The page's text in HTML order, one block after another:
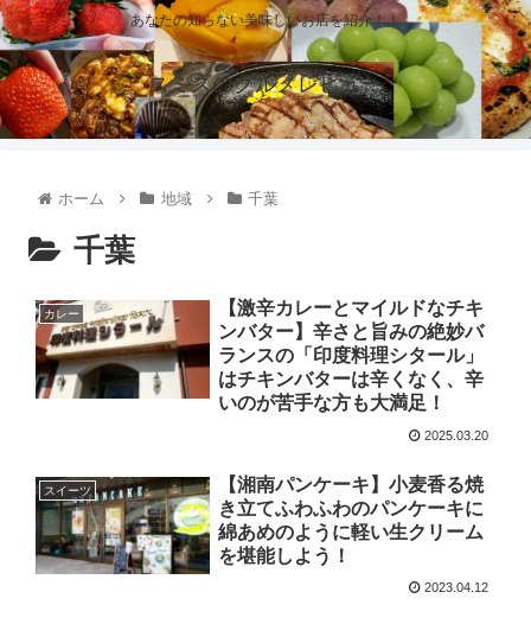
あなたの知らない美味しいお店を紹介！！
スミスのグルメレビュー
ホーム 地域 千葉
千葉
カレー
【激辛カレーとマイルドなチキ
ンバター】辛さと旨みの絶妙バ
ランスの「印度料理シタール」
はチキンバターは辛くなく、辛
いのが苦手な方も大満足！
2025.03.20
スイーツ
【湘南パンケーキ】小麦香る焼
き立てふわふわのパンケーキに
綿あめのように軽い生クリーム
を堪能しよう！
2023.04.12